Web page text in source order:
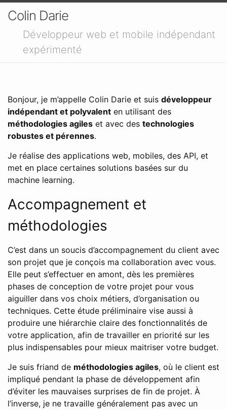
Colin Darie
Développeur web et mobile indépendant
expérimenté
Bonjour, je m’appelle Colin Darie et suis développeur
indépendant et polyvalent en utilisant des
méthodologies agiles et avec des technologies
robustes et pérennes.
Je réalise des applications web, mobiles, des API, et
met en place certaines solutions basées sur du
machine learning.
Accompagnement et
méthodologies
C’est dans un soucis d’accompagnement du client avec
son projet que je conçois ma collaboration avec vous.
Elle peut s’effectuer en amont, dès les premières
phases de conception de votre projet pour vous
aiguiller dans vos choix métiers, d’organisation ou
techniques. Cette étude préliminaire vise aussi à
produire une hiérarchie claire des fonctionnalités de
votre application, afin de travailler en priorité sur les
plus indispensables pour mieux maitriser votre budget.
Je suis friand de méthodologies agiles, où le client est
impliqué pendant la phase de développement afin
d’éviter les mauvaises surprises de fin de projet. À
l’inverse, je ne travaille généralement pas avec un